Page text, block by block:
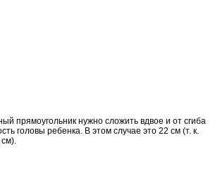
прямоугольник нужно сложить вдвое и от сгиба
головы ребенка. В этом случае это 22 см (т. к.